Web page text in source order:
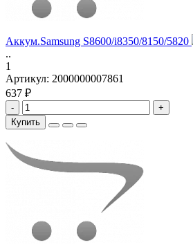
Аккум.Samsung S8600/i8350/8150/5820
..
1
Артикул: 2000000007861
637 ₽
-
+
Купить